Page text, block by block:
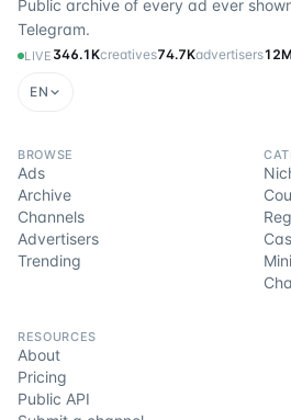
Public archive of every ad ever
Telegram.
LIVE 346.1Kcreatives74.7Kadvertisers12M
EN
BROWSE
Ads
Archive
Channels
Advertisers
Trending
RESOURCES
About
Pricing
Public API